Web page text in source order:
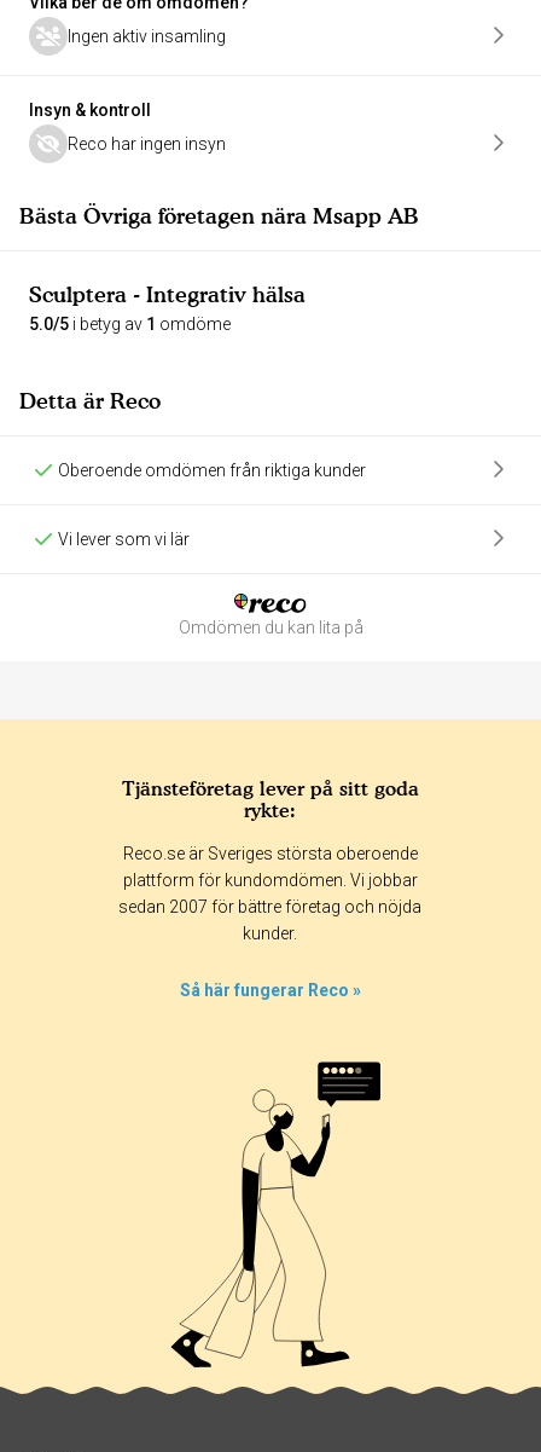
Ingen aktiv insamling
Insyn & kontroll
Reco har ingen insyn
Bästa Övriga företagen nära Msapp AB
Sculptera - Integrativ hälsa
5.0/5 i betyg av 1 omdöme
Detta är Reco
Oberoende omdömen från riktiga kunder
Vi lever som vi lär
Omdömen du kan lita på
365 dagar 90 dagar
30 dagar
Tjänsteföretag lever på sitt goda
rykte:
Reco.se är Sveriges största oberoende
plattform för kundomdömen. Vi jobbar
sedan 2007 för bättre företag och nöjda
kunder.
Så här fungerar Reco »